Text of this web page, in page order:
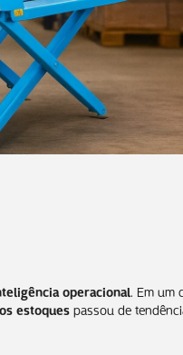
operacional. Em um
estoquespassou de